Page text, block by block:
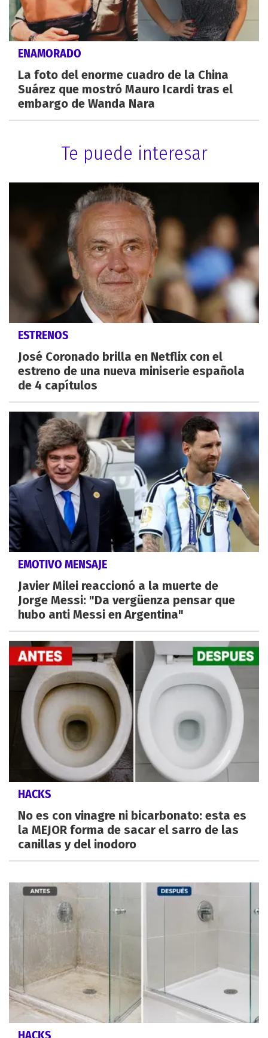
ENAMORADO
La foto del enorme cuadro de la China
Suárez que mostró Mauro Icardi tras el
embargo de Wanda Nara
Te puede interesar
ESTRENOS
José Coronado brilla en Netflix con el
estreno de una nueva miniserie española
de 4 capítulos
EMOTIVO MENSAJE
Javier Milei reaccionó a la muerte de
Jorge Messi: "Da vergüenza pensar que
hubo anti Messi en Argentina"
HACKS
No es con vinagre ni bicarbonato: esta es
la MEJOR forma de sacar el sarro de las
canillas y del inodoro
HACKS